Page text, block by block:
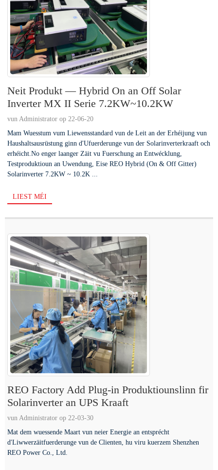
Neit Produkt — Hybrid On an Off Solar
Inverter MX II Serie 7.2KW~10.2KW
vun Administrator op 22-06-20
Mam Wuesstum vum Liewensstandard vun de Leit an der Erhéijung vun
Haushaltsausrüstung ginn d'Ufuerderunge vun der Solarinverterkraaft och
erhéicht.No enger laanger Zäit vu Fuerschung an Entwécklung,
Testproduktioun an Uwendung, Eise REO Hybrid (On & Off Gitter)
Solarinverter 7.2KW ~ 10.2K ...
LIEST MÉI
REO Factory Add Plug-in Produktiounslinn fir
Solarinverter an UPS Kraaft
vun Administrator op 22-03-30
Mat dem wuessende Maart vun neier Energie an entsprécht
d'Liwwerzäitfuerderunge vun de Clienten, hu viru kuerzem Shenzhen
REO Power Co., Ltd.